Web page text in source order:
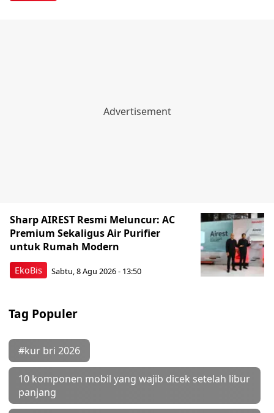
EkoBis
Sharp AIREST Resmi Meluncur: AC
Premium Sekaligus Air Purifier
untuk Rumah Modern
Sabtu, 8 Agu 2026 - 13:50
Tag Populer
#kur bri 2026
10 komponen mobil yang wajib dicek setelah libur
panjang